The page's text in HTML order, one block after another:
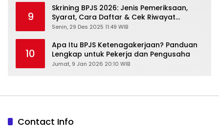
9
Skrining BPJS 2026: Jenis Pemeriksaan,
Syarat, Cara Daftar & Cek Riwayat
Kesehatan Gratis
Senin, 29 Des 2025 11:49 WIB
10
Apa Itu BPJS Ketenagakerjaan? Panduan
Lengkap untuk Pekerja dan Pengusaha
Jumat, 9 Jan 2026 20:10 WIB
Contact Info